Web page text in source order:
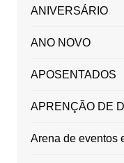
ANIVERSÁRIO
ANO NOVO
APOSENTADOS
APRENÇÃO DE
Arena de eventos